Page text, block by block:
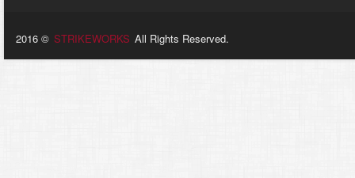
2016 © STRIKEWORKS All Rights Reserved.